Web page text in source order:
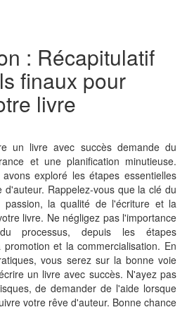
: Récapitulatif
finaux pour
livre
un livre avec succès demande du
et une planification minutieuse.
exploré les étapes essentielles
Rappelez-vous que la clé du
passion, la qualité de l'écriture et la
livre. Ne négligez pas l'importance
processus, depuis les étapes
et la commercialisation. En
vous serez sur la bonne voie
un livre avec succès. N'ayez pas
de demander de l'aide lorsque
votre rêve d'auteur. Bonne chance